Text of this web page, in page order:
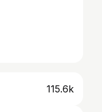
115.6k